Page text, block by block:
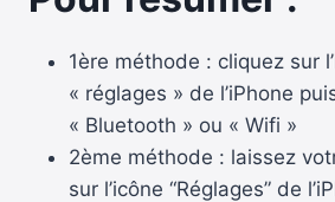
1ère méthode : cliquez sur
« réglages » de l’iPhone
« Bluetooth » ou « Wifi »
2ème méthode : laissez
sur l’icône “Réglages” de